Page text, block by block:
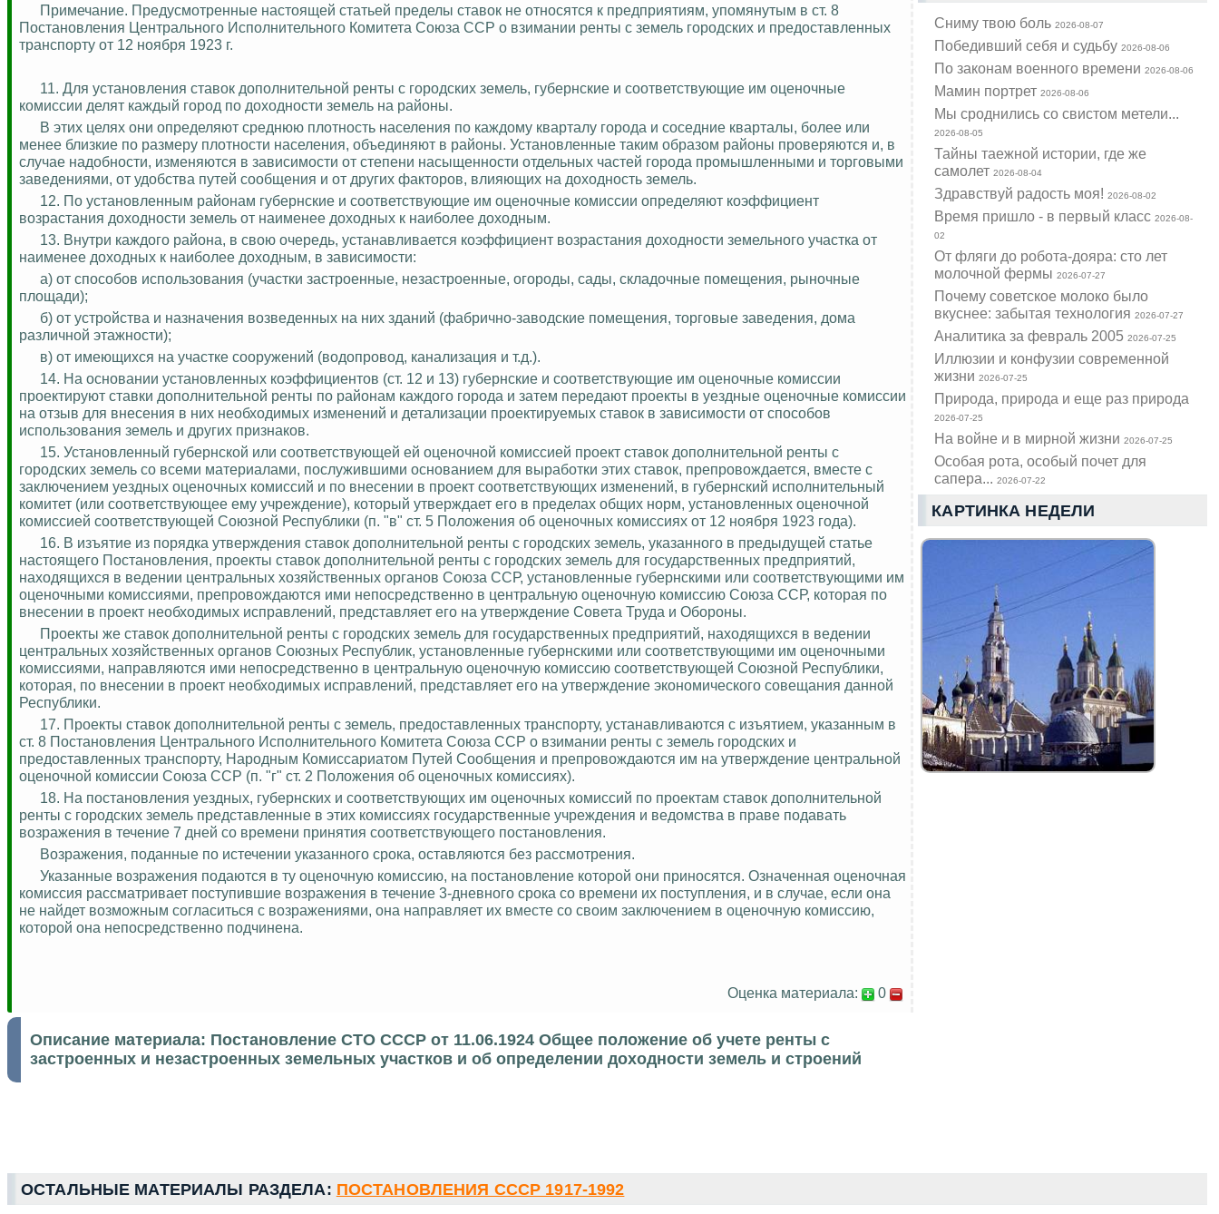
Cниму твою боль2026-08-07
Победивший себя и судьбу2026-08-06
По законам военного времени2026-08-06
Мамин портрет2026-08-06
Мы сроднились со свистом метели...
2026-08-05
Тайны таежной истории, где же
самолет2026-08-04
Здравствуй радость моя!2026-08-02
Время пришло - в первый класс2026-08-
02
От фляги до робота-дояра: сто лет
молочной фермы2026-07-27
Почему советское молоко было
вкуснее: забытая технология2026-07-27
Аналитика за февраль 20052026-07-25
Иллюзии и конфузии современной
жизни2026-07-25
Природа, природа и еще раз природа
2026-07-25
На войне и в мирной жизни2026-07-25
Особая рота, особый почет для
сапера...2026-07-22
КАРТИНКА НЕДЕЛИ
Примечание. Предусмотренные настоящей статьей пределы ставок не относятся к предприятиям, упомянутым в ст. 8
Постановления Центрального Исполнительного Комитета Союза ССР о взимании ренты с земель городских и предоставленных
транспорту от 12 ноября 1923 г.
11. Для установления ставок дополнительной ренты с городских земель, губернские и соответствующие им оценочные
комиссии делят каждый город по доходности земель на районы.
В этих целях они определяют среднюю плотность населения по каждому кварталу города и соседние кварталы, более или
менее близкие по размеру плотности населения, объединяют в районы. Установленные таким образом районы проверяются и, в
случае надобности, изменяются в зависимости от степени насыщенности отдельных частей города промышленными и торговыми
заведениями, от удобства путей сообщения и от других факторов, влияющих на доходность земель.
12. По установленным районам губернские и соответствующие им оценочные комиссии определяют коэффициент
возрастания доходности земель от наименее доходных к наиболее доходным.
13. Внутри каждого района, в свою очередь, устанавливается коэффициент возрастания доходности земельного участка от
наименее доходных к наиболее доходным, в зависимости:
а) от способов использования (участки застроенные, незастроенные, огороды, сады, складочные помещения, рыночные
площади);
б) от устройства и назначения возведенных на них зданий (фабрично-заводские помещения, торговые заведения, дома
различной этажности);
в) от имеющихся на участке сооружений (водопровод, канализация и т.д.).
14. На основании установленных коэффициентов (ст. 12 и 13) губернские и соответствующие им оценочные комиссии
проектируют ставки дополнительной ренты по районам каждого города и затем передают проекты в уездные оценочные комиссии
на отзыв для внесения в них необходимых изменений и детализации проектируемых ставок в зависимости от способов
использования земель и других признаков.
15. Установленный губернской или соответствующей ей оценочной комиссией проект ставок дополнительной ренты с
городских земель со всеми материалами, послужившими основанием для выработки этих ставок, препровождается, вместе с
заключением уездных оценочных комиссий и по внесении в проект соответствующих изменений, в губернский исполнительный
комитет (или соответствующее ему учреждение), который утверждает его в пределах общих норм, установленных оценочной
комиссией соответствующей Союзной Республики (п. "в" ст. 5 Положения об оценочных комиссиях от 12 ноября 1923 года).
16. В изъятие из порядка утверждения ставок дополнительной ренты с городских земель, указанного в предыдущей статье
настоящего Постановления, проекты ставок дополнительной ренты с городских земель для государственных предприятий,
находящихся в ведении центральных хозяйственных органов Союза ССР, установленные губернскими или соответствующими им
оценочными комиссиями, препровождаются ими непосредственно в центральную оценочную комиссию Союза ССР, которая по
внесении в проект необходимых исправлений, представляет его на утверждение Совета Труда и Обороны.
Проекты же ставок дополнительной ренты с городских земель для государственных предприятий, находящихся в ведении
центральных хозяйственных органов Союзных Республик, установленные губернскими или соответствующими им оценочными
комиссиями, направляются ими непосредственно в центральную оценочную комиссию соответствующей Союзной Республики,
которая, по внесении в проект необходимых исправлений, представляет его на утверждение экономического совещания данной
Республики.
17. Проекты ставок дополнительной ренты с земель, предоставленных транспорту, устанавливаются с изъятием, указанным в
ст. 8 Постановления Центрального Исполнительного Комитета Союза ССР о взимании ренты с земель городских и
предоставленных транспорту, Народным Комиссариатом Путей Сообщения и препровождаются им на утверждение центральной
оценочной комиссии Союза ССР (п. "г" ст. 2 Положения об оценочных комиссиях).
18. На постановления уездных, губернских и соответствующих им оценочных комиссий по проектам ставок дополнительной
ренты с городских земель представленные в этих комиссиях государственные учреждения и ведомства в праве подавать
возражения в течение 7 дней со времени принятия соответствующего постановления.
Возражения, поданные по истечении указанного срока, оставляются без рассмотрения.
Указанные возражения подаются в ту оценочную комиссию, на постановление которой они приносятся. Означенная оценочная
комиссия рассматривает поступившие возражения в течение 3-дневного срока со времени их поступления, и в случае, если она
не найдет возможным согласиться с возражениями, она направляет их вместе со своим заключением в оценочную комиссию,
которой она непосредственно подчинена.
Оценка материала: 0
Описание материала: Постановление СТО СССР от 11.06.1924 Общее положение об учете ренты с
застроенных и незастроенных земельных участков и об определении доходности земель и строений
ОСТАЛЬНЫЕ МАТЕРИАЛЫ РАЗДЕЛА: ПОСТАНОВЛЕНИЯ СССР 1917-1992